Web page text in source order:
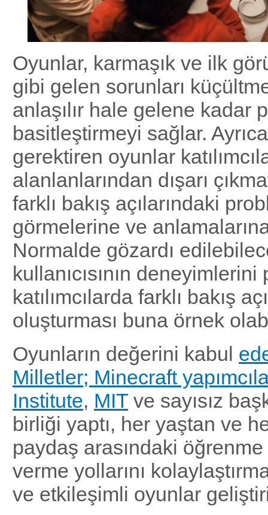
Oyunlar, karmaşık ve ilk
gibi gelen sorunları
anlaşılır hale gelene kadar
basitleştirmeyi sağlar.
gerektiren oyunlar
alanlanlarından dışarı
farklı bakış açılarındaki
görmelerine ve
Normalde gözardı
kullanıcısının
katılımcılarda farklı bakış
oluşturması buna örnek
Oyunların değerini kabul
Milletler; Minecraft
Institute, MIT ve sayısız
birliği yaptı, her yaştan ve
paydaş arasındaki
verme yollarını
ve etkileşimli oyunlar